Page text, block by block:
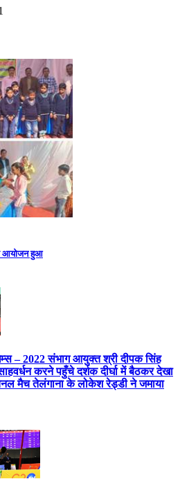
आयोजन हुआ
– 2022 संभाग आयुक्त श्री दीपक सिंह
करने पहुँचे दर्शक दीर्घा में बैठकर देखा
मैच तेलंगाना के लोकेश रेड्डी ने जमाया